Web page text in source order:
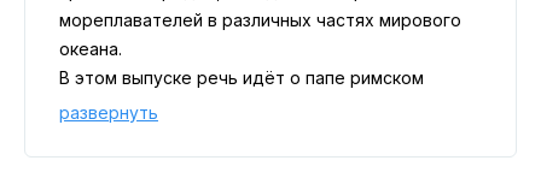
мореплавателей в различных частях мирового
океана.
В этом выпуске речь идёт о папе римском
Иоанне XXIII, носившем ранее имя Балтазар
кардинал Рокалли сменил на папском престоле
развернуть